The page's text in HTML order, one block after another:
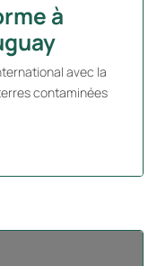
à
avec la
contaminées